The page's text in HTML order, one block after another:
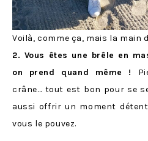
Voilà, comme ça, mais la main
2. Vous êtes une brêle en
on prend quand même !
crâne… tout est bon pour se
aussi offrir un moment
vous le pouvez.